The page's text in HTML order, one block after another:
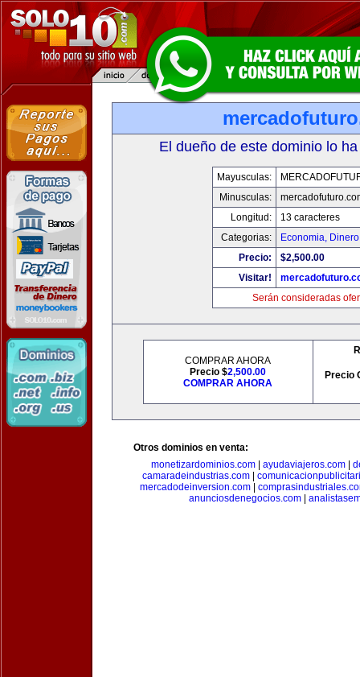
El dueño de este dominio lo
Mayusculas:
Minusculas:
Longitud:
13 caracteres
Categorias:
Economia,
Precio:
$2,500.00
Visitar!
Serán consideradas
COMPRAR AHORA
Precio $2,500.00
COMPRAR AHORA
Precio
Otros dominios en venta:
monetizardominios.com
ayudaviajeros.com
camaradeindustrias.com|
mercadodeinversion.com
anunciosdenegocios.com